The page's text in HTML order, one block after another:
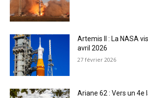
Artemis II : La NASA
avril 2026
27 février 2026
Ariane 62 : Vers un